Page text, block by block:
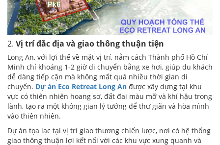
2. Vị trí đắc địa và giao thông thuận tiện
Long An, với lợi thế về mặt vị trí, nằm cách Thành phố Hồ Chí
Minh chỉ khoảng 1-2 giờ di chuyển bằng xe hơi, giúp du khách
dễ dàng tiếp cận mà không mất quá nhiều thời gian di
chuyển. Dự án Eco Retreat Long An được xây dựng tại khu
vực có thiên nhiên hoang sơ, đất đai màu mỡ và khí hậu trong
lành, tạo ra một không gian lý tưởng để thư giãn và hòa mình
vào thiên nhiên.
Dự án tọa lạc tại vị trí giao thương chiến lược, nơi có hệ thống
giao thông thuận lợi kết nối với các khu vực xung quanh và